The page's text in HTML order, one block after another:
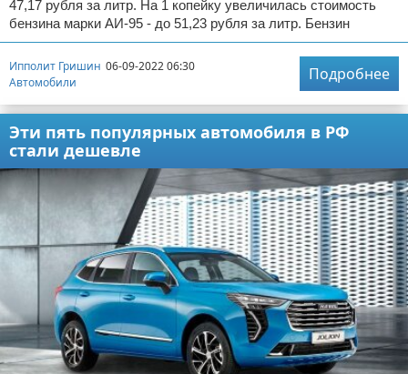
47,17 рубля за литр. На 1 копейку увеличилась стоимость
бензина марки АИ-95 - до 51,23 рубля за литр. Бензин
Ипполит Гришин 06-09-2022 06:30
Автомобили
Подробнее
Эти пять популярных автомобиля в РФ
стали дешевле